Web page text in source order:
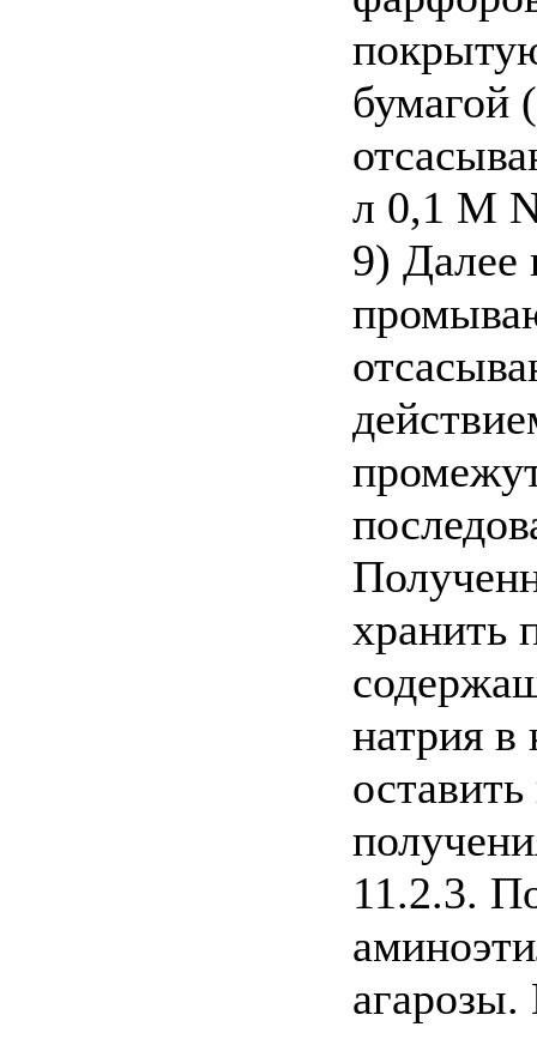
бумагой
л 0,1 M
9) Далее
хранить
натрия в
11.2.3.
агарозы.